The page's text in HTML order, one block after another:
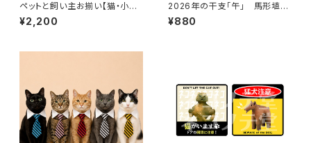
ペットと飼い主お揃い【猫・小型
犬用 首輪 全6色】バステト神に
なれる！？刺繍リボン首輪 迷
¥2,200
2026年の干支「午」 馬形埴輪
にまたがるみずら猫 アクリル
キーホルダー
¥880